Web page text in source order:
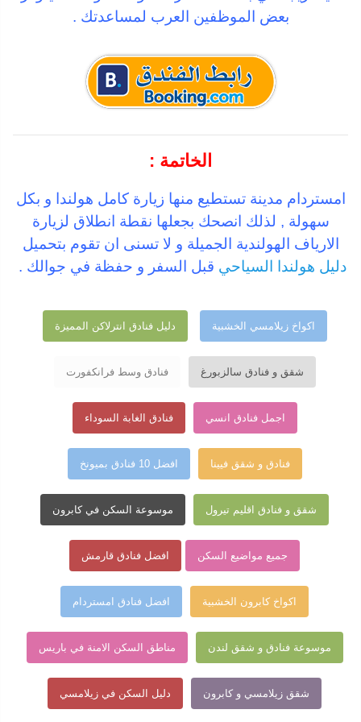
بعض الموظفين العرب لمساعدتك .
الخاتمة :
امستردام مدينة تستطيع منها زيارة كامل هولندا و بكل
سهولة , لذلك انصحك بجعلها نقطة انطلاق لزيارة
الارياف الهولندية الجميلة و لا تسنى ان تقوم بتحميل
دليل هولندا السياحي قبل السفر و حفظة في جوالك .
اكواخ زيلامسي الخشبية دليل فنادق انترلاكن المميزة
شقق و فنادق سالزبورغ فنادق وسط فرانكفورت
اجمل فنادق انسي فنادق الغابة السوداء
فنادق و شقق فيينا افضل 10 فنادق بميونخ
شقق و فنادق اقليم تيرول موسوعة السكن في كابرون
جميع مواضيع السكن افضل فنادق قارمش
اكواخ كابرون الخشبية افضل فنادق امستردام
موسوعة فنادق و شقق لندن مناطق السكن الامنة في باريس
شقق زيلامسي و كابرون دليل السكن في زيلامسي